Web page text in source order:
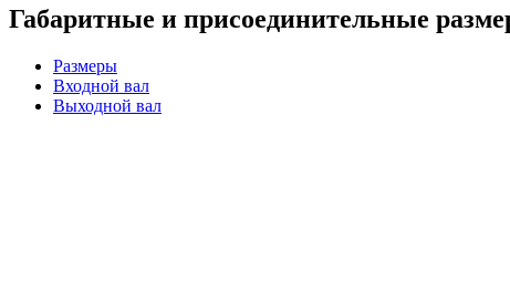
Габаритные и присоединительные
Размеры
Входной вал
Выходной вал